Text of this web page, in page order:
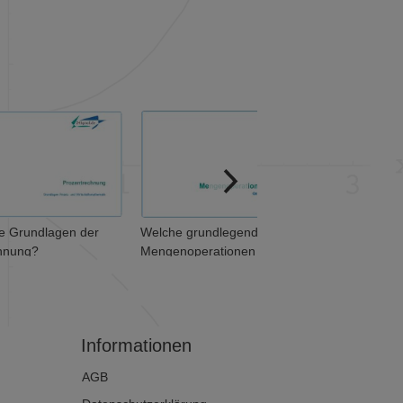
Welche grundlegenden
Mengenoperationen
Welche Zahlenmengen sind
$\mathbb{N}$, $\mathbb{Z}$,
Informationen
AGB